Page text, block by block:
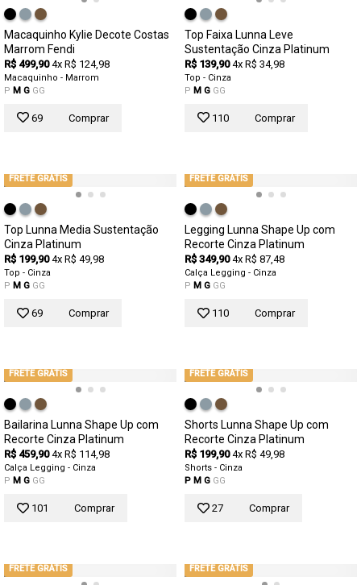
Macaquinho Kylie Decote Costas
Marrom Fendi
R$ 499,90 4x R$ 124,98
Macaquinho - Marrom
P M G GG
69 Comprar
Top Faixa Lunna Leve
Sustentação Cinza Platinum
R$ 139,90 4x R$ 34,98
Top - Cinza
P M G GG
110 Comprar
FRETE GRÁTIS
Top Lunna Media Sustentação
Cinza Platinum
R$ 199,90 4x R$ 49,98
Top - Cinza
P M G GG
69 Comprar
FRETE GRÁTIS
Legging Lunna Shape Up com
Recorte Cinza Platinum
R$ 349,90 4x R$ 87,48
Calça Legging - Cinza
P M G GG
110 Comprar
FRETE GRÁTIS
Bailarina Lunna Shape Up com
Recorte Cinza Platinum
R$ 459,90 4x R$ 114,98
Calça Legging - Cinza
P M G GG
101 Comprar
FRETE GRÁTIS
Shorts Lunna Shape Up com
Recorte Cinza Platinum
R$ 199,90 4x R$ 49,98
Shorts - Cinza
P M G GG
27 Comprar
FRETE GRÁTIS FRETE GRÁTIS